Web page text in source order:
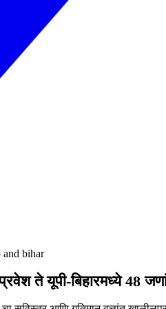
and bihar
ते यूपी-बिहारमध्ये 48